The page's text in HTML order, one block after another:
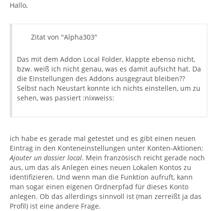
Hallo,
Zitat von "Alpha303"
Das mit dem Addon Local Folder, klappte ebenso nicht,
bzw. weiß ich nicht genau, was es damit aufsicht hat. Da
die Einstellungen des Addons ausgegraut bleiben??
Selbst nach Neustart konnte ich nichts einstellen, um zu
sehen, was passiert :nixweiss:
ich habe es gerade mal getestet und es gibt einen neuen
Eintrag in den Konteneinstellungen unter Konten-Aktionen:
Ajouter un dossier local. Mein französisch reicht gerade noch
aus, um das als Anlegen eines neuen Lokalen Kontos zu
identifizieren. Und wenn man die Funktion aufruft, kann
man sogar einen eigenen Ordnerpfad für dieses Konto
anlegen. Ob das allerdings sinnvoll ist (man zerreißt ja das
Profil) ist eine andere Frage.